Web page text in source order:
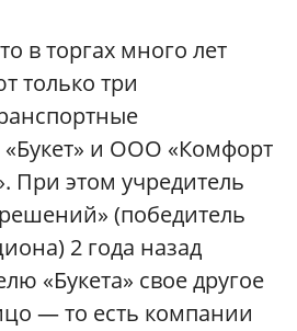
в торгах много лет
только три
и ООО «Комфорт
При этом учредитель
(победитель
2 года назад
«Букета» свое другое
— то есть компании